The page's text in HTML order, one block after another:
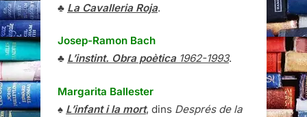
♣ La Cavalleria Roja.
Josep-Ramon Bach
♣ L’instint. Obra poètica1962-1993.
Margarita Ballester
♠ L’infant i la mort, dins Després de la